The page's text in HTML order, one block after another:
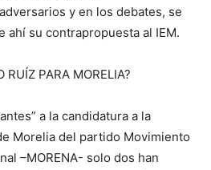
y en los debates, se
ahí su contrapropuesta al IEM.
RUÍZ PARA MORELIA?
a la candidatura a la
Morelia del partido Movimiento
–MORENA- solo dos han